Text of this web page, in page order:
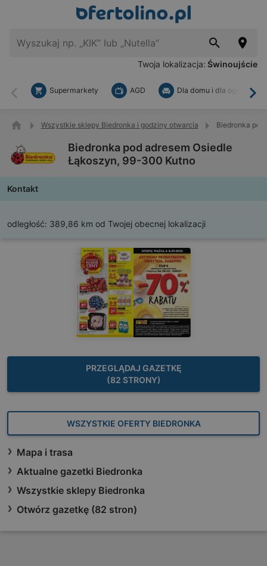
Twoja lokalizacja: Świnoujście
Wstecz
Supermarkety AGD Dla domu i dla ogrodu
Wszystkie sklepy Biedronka i godziny otwarcia Biedronka
Biedronka pod adresem Osiedle
Łąkoszyn, 99-300 Kutno
Kontakt
odległość: 389,86 km od Twojej obecnej lokalizacji
PRZEGLĄDAJ GAZETKĘ
(82 STRONY)
WSZYSTKIE OFERTY BIEDRONKA
Mapa i trasa
Aktualne gazetki Biedronka
Wszystkie sklepy Biedronka
Otwórz gazetkę (82 stron)